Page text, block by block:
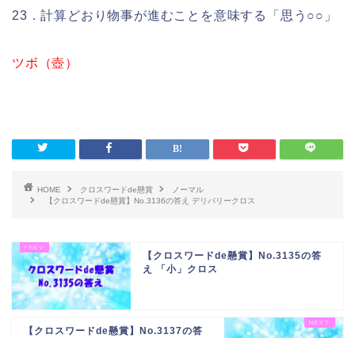
23．計算どおり物事が進むことを意味する「思う○○」
ツボ（壺）
HOME クロスワードde懸賞
ノーマル
【クロスワードde懸賞】No.3136の答え デリバリークロス
【クロスワードde懸賞】No.3135の答
え 「小」クロス
【クロスワードde懸賞】No.3137の答